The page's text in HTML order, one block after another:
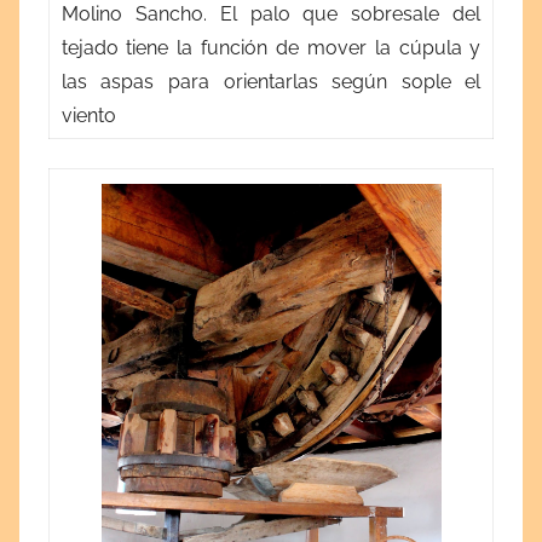
Molino Sancho. El palo que sobresale del
tejado tiene la función de mover la cúpula y
las aspas para orientarlas según sople el
viento